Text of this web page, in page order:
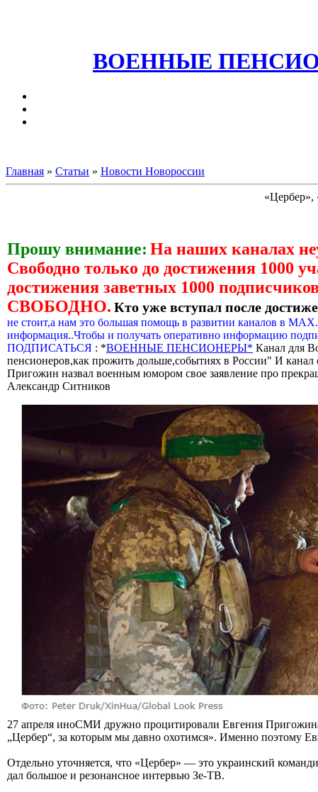
ВОЕННЫЕ
Главная » Статьи » Новости Новороссии
«Цербер»,
Прошу внимание: На наших каналах
Свободно только до достижения 1000
достижения заветных 1000
СВОБОДНО. Кто уже вступал после
не стоит,а нам это большая помощь в развитии каналов в
информация..Чтобы и получать оперативно информацию
ПОДПИСАТЬСЯ : *ВОЕННЫЕ ПЕНСИОНЕРЫ* Канал для
пенсионеров,как прожить дольше,событиях в России" И
Пригожин назвал военным юмором свое заявление про
Александр Ситников
27 апреля иноСМИ дружно процитировали Евгения
„Цербер“, за которым мы давно охотимся». Именно поэтому
Отдельно уточняется, что «Цербер» — это украинский
дал большое и резонансное интервью Зе-ТВ.